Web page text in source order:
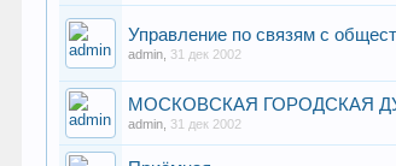
Управление по связям с
admin 31 дек 2002
МОСКОВСКАЯ ГОРОДСКАЯ
admin 31 дек 2002